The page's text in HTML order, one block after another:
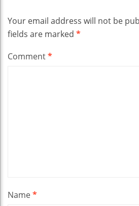
Your email address will not be
fields are marked *
Comment*
Name*